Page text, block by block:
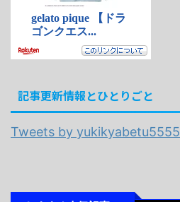
記事更新情報とひとりごと
Tweets by yukikyabetu5555